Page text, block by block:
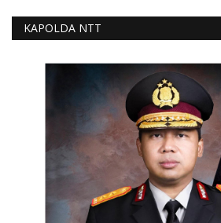
KAPOLDA NTT